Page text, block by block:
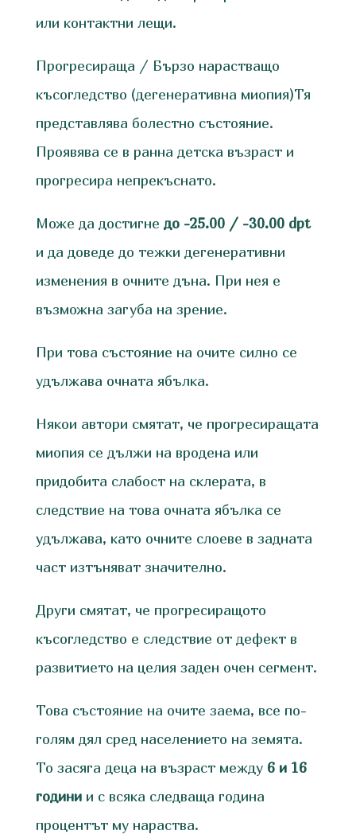
или контактни лещи.
Прогресираща / Бързо нарастващо
късогледство (дегенеративна миопия)Тя
представлява болестно състояние.
Проявява се в ранна детска възраст и
прогресира непрекъснато.
Може да достигне до -25.00 / -30.00 dpt
и да доведе до тежки дегенеративни
изменения в очните дъна. При нея е
възможна загуба на зрение.
При това състояние на очите силно се
удължава очната ябълка.
Някои автори смятат, че прогресиращата
миопия се дължи на вродена или
придобита слабост на склерата, в
следствие на това очната ябълка се
удължава, като очните слоеве в задната
част изтъняват значително.
Други смятат, че прогресиращото
късогледство е следствие от дефект в
развитието на целия заден очен сегмент.
Това състояние на очите заема, все по-
голям дял сред населението на земята.
То засяга деца на възраст между 6 и 16
години и с всяка следваща година
процентът му нараства.